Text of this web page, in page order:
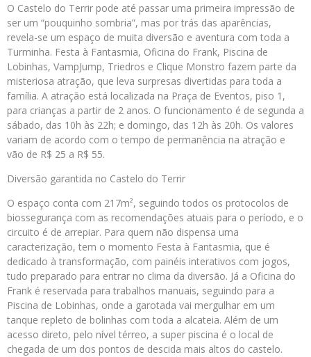
O Castelo do Terrir pode até passar uma primeira impressão de
ser um “pouquinho sombria”, mas por trás das aparências,
revela-se um espaço de muita diversão e aventura com toda a
Turminha. Festa à Fantasmia, Oficina do Frank, Piscina de
Lobinhas, VampJump, Triedros e Clique Monstro fazem parte da
misteriosa atração, que leva surpresas divertidas para toda a
família. A atração está localizada na Praça de Eventos, piso 1,
para crianças a partir de 2 anos. O funcionamento é de segunda a
sábado, das 10h às 22h; e domingo, das 12h às 20h. Os valores
variam de acordo com o tempo de permanência na atração e
vão de R$ 25 a R$ 55.
Diversão garantida no Castelo do Terrir
O espaço conta com 217m², seguindo todos os protocolos de
biossegurança com as recomendações atuais para o período, e o
circuito é de arrepiar. Para quem não dispensa uma
caracterização, tem o momento Festa à Fantasmia, que é
dedicado à transformação, com painéis interativos com jogos,
tudo preparado para entrar no clima da diversão. Já a Oficina do
Frank é reservada para trabalhos manuais, seguindo para a
Piscina de Lobinhas, onde a garotada vai mergulhar em um
tanque repleto de bolinhas com toda a alcateia. Além de um
acesso direto, pelo nível térreo, a super piscina é o local de
chegada de um dos pontos de descida mais altos do castelo.